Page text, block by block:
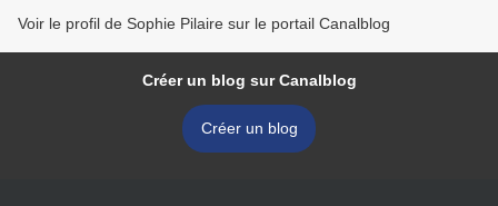
Voir le profil de Sophie Pilaire sur le portail Canalblog
Créer un blog sur Canalblog
Créer un blog